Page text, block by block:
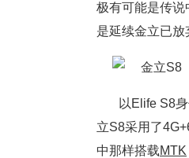
极有可能是传
是延续金立已放
以Elife S8
立S8采用了
中那样搭载MTK